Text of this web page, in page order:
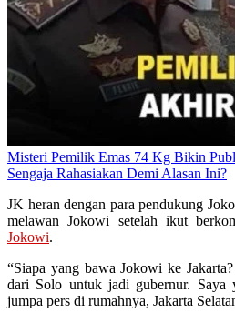
Misteri Pemilik Emas 74 Kg Bikin
Sengaja Rahasiakan Demi Alasan Ini?
JK heran dengan para pendukung
melawan Jokowi setelah ikut
Jokowi.
“Siapa yang bawa Jokowi ke
dari Solo untuk jadi gubernur. Saya
jumpa pers di rumahnya, Jakarta